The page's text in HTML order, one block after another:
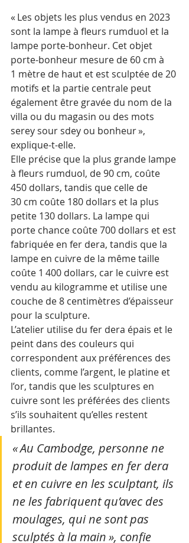
« Les objets les plus vendus en 2023
sont la lampe à fleurs rumduol et la
lampe porte-bonheur. Cet objet
porte-bonheur mesure de 60 cm à
1 mètre de haut et est sculptée de 20
motifs et la partie centrale peut
également être gravée du nom de la
villa ou du magasin ou des mots
serey sour sdey ou bonheur »,
explique-t-elle.
Elle précise que la plus grande lampe
à fleurs rumduol, de 90 cm, coûte
450 dollars, tandis que celle de
30 cm coûte 180 dollars et la plus
petite 130 dollars. La lampe qui
porte chance coûte 700 dollars et est
fabriquée en fer dera, tandis que la
lampe en cuivre de la même taille
coûte 1 400 dollars, car le cuivre est
vendu au kilogramme et utilise une
couche de 8 centimètres d’épaisseur
pour la sculpture.
L’atelier utilise du fer dera épais et le
peint dans des couleurs qui
correspondent aux préférences des
clients, comme l’argent, le platine et
l’or, tandis que les sculptures en
cuivre sont les préférées des clients
s’ils souhaitent qu’elles restent
brillantes.
« Au Cambodge, personne ne
produit de lampes en fer dera
et en cuivre en les sculptant, ils
ne les fabriquent qu’avec des
moulages, qui ne sont pas
sculptés à la main », confie